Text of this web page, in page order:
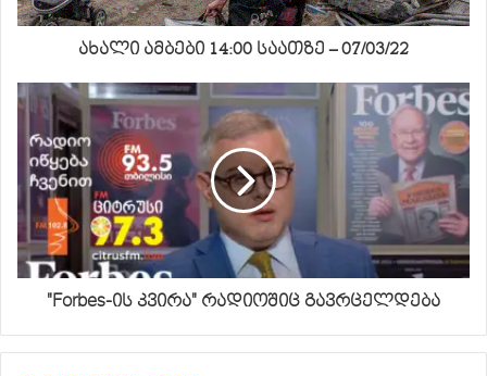
ახალი ამბები 14:00 საათზე – 07/03/22
"Forbes-ის კვირა" რადიოშიც გავრცელდება